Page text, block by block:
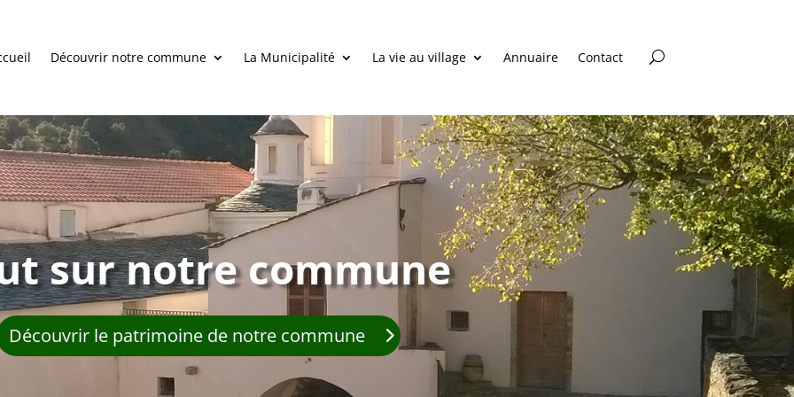
Découvrir notre commune La Municipalité La vie au village Annuaire Contact
sur notre commune
Découvrir le patrimoine de notre commune